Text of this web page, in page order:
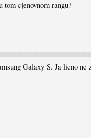
cjenovnom rangu?
Galaxy S. Ja licno ne